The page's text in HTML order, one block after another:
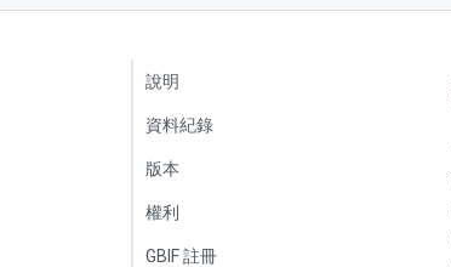
說明
資料紀錄
版本
權利
GBIF 註冊